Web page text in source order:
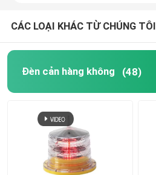
CÁC LOẠI KHÁC TỪ CHÚNG TÔI
Đèn cản hàng không (48)